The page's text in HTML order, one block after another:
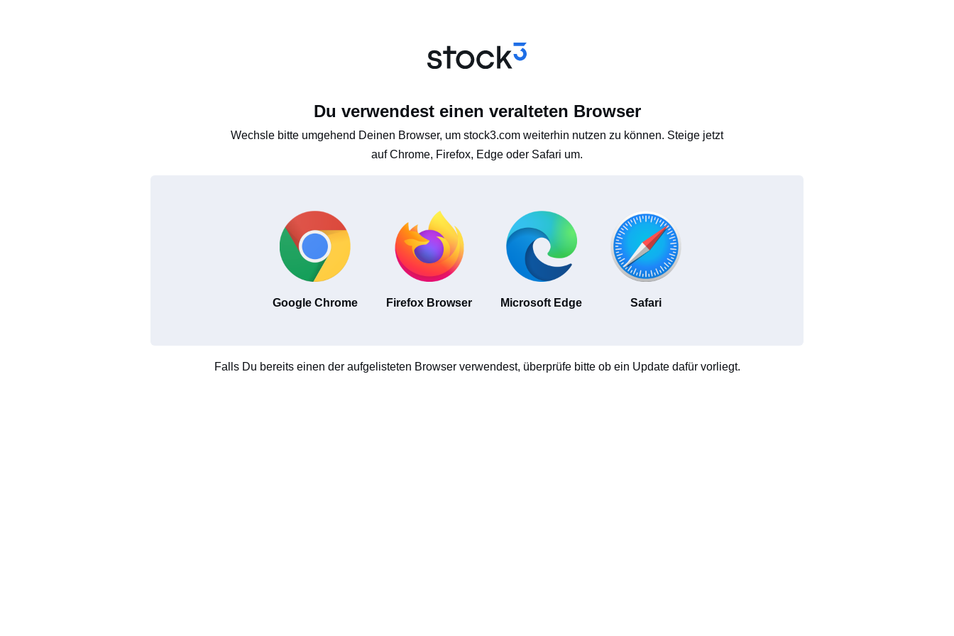
Du verwendest einen veralteten Browser
Wechsle bitte umgehend Deinen Browser, um stock3.com weiterhin nutzen zu können. Steige jetzt
auf Chrome, Firefox, Edge oder Safari um.
Google Chrome Firefox Browser Microsoft Edge Safari
Falls Du bereits einen der aufgelisteten Browser verwendest, überprüfe bitte ob ein Update dafür vorliegt.